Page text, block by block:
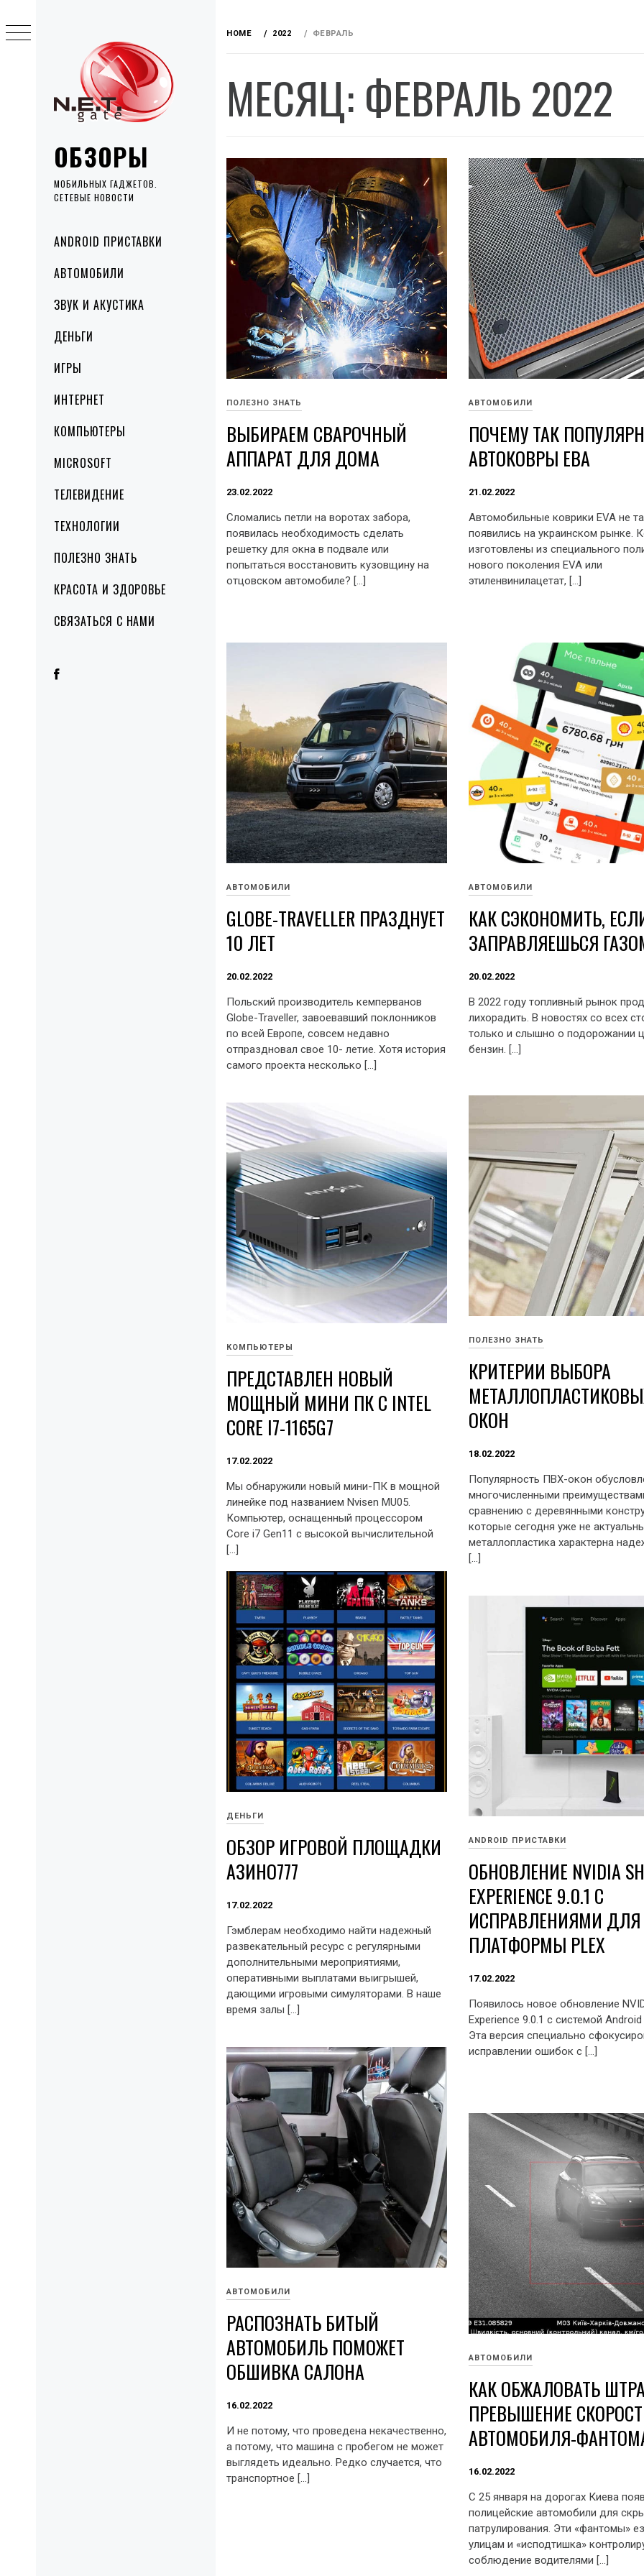
ОБЗОРЫ
МОБИЛЬНЫХ ГАДЖЕТОВ.
СЕТЕВЫЕ НОВОСТИ
Primary
Menu
ANDROID ПРИСТАВКИ
АВТОМОБИЛИ
ЗВУК И АКУСТИКА
ДЕНЬГИ
ИГРЫ
ИНТЕРНЕТ
КОМПЬЮТЕРЫ
MICROSOFT
ТЕЛЕВИДЕНИЕ
ТЕХНОЛОГИИ
ПОЛЕЗНО ЗНАТЬ
КРАСОТА И ЗДОРОВЬЕ
СВЯЗАТЬСЯ С НАМИ
to
content
HOME 2022 ФЕВРАЛЬ
МЕСЯЦ: ФЕВРАЛЬ 2022
ПОЛЕЗНО ЗНАТЬ
ВЫБИРАЕМ СВАРОЧНЫЙ
АППАРАТ ДЛЯ ДОМА
23.02.2022
Сломались петли на воротах забора,
появилась необходимость сделать
решетку для окна в подвале или
попытаться восстановить кузовщину на
отцовском автомобиле? […]
АВТОМОБИЛИ
ПОЧЕМУ ТАК
АВТОКОВРЫ ЕВА
21.02.2022
Автомобильные коврики EVA не
появились на украинском рынке.
изготовлены из специального
нового поколения EVA или
этиленвинилацетат, […]
АВТОМОБИЛИ
GLOBE-TRAVELLER ПРАЗДНУЕТ
10 ЛЕТ
20.02.2022
Польский производитель кемперванов
Globe-Traveller, завоевавший поклонников
по всей Европе, совсем недавно
отпраздновал свое 10- летие. Хотя история
самого проекта несколько […]
АВТОМОБИЛИ
КАК СЭКОНОМИТЬ,
ЗАПРАВЛЯЕШЬСЯ
20.02.2022
В 2022 году топливный рынок
лихорадить. В новостях со всех
только и слышно о подорожании
бензин. […]
ПОЛЕЗНО ЗНАТЬ
КРИТЕРИИ ВЫБОРА
ОКОН
18.02.2022
Популярность ПВХ-окон
многочисленными
сравнению с деревянными
которые сегодня уже не
металлопластика характерна
[…]
КОМПЬЮТЕРЫ
ПРЕДСТАВЛЕН НОВЫЙ
МОЩНЫЙ МИНИ ПК С INTEL
CORE I7-1165G7
17.02.2022
Мы обнаружили новый мини-ПК в мощной
линейке под названием Nvisen MU05.
Компьютер, оснащенный процессором
Core i7 Gen11 с высокой вычислительной
[…]
ДЕНЬГИ
ОБЗОР ИГРОВОЙ ПЛОЩАДКИ
АЗИНО777
17.02.2022
Гэмблерам необходимо найти надежный
развекательный ресурс с регулярными
дополнительными мероприятиями,
оперативными выплатами выигрышей,
дающими игровыми симуляторами. В наше
время залы […]
ANDROID ПРИСТАВКИ
ОБНОВЛЕНИЕ NVIDIA
EXPERIENCE 9.0.1 С
ИСПРАВЛЕНИЯМИ ДЛЯ
ПЛАТФОРМЫ PLEX
17.02.2022
Появилось новое обновление
Experience 9.0.1 с системой
Эта версия специально
исправлении ошибок с […]
АВТОМОБИЛИ
РАСПОЗНАТЬ БИТЫЙ
АВТОМОБИЛЬ ПОМОЖЕТ
ОБШИВКА САЛОНА
16.02.2022
И не потому, что проведена некачественно,
а потому, что машина с пробегом не может
выглядеть идеально. Редко случается, что
транспортное […]
АВТОМОБИЛИ
КАК ОБЖАЛОВАТЬ
ПРЕВЫШЕНИЕ
АВТОМОБИЛЯ-
16.02.2022
С 25 января на дорогах Киева
полицейские автомобили для
патрулирования. Эти «фантомы»
улицам и «исподтишка»
соблюдение водителями […]